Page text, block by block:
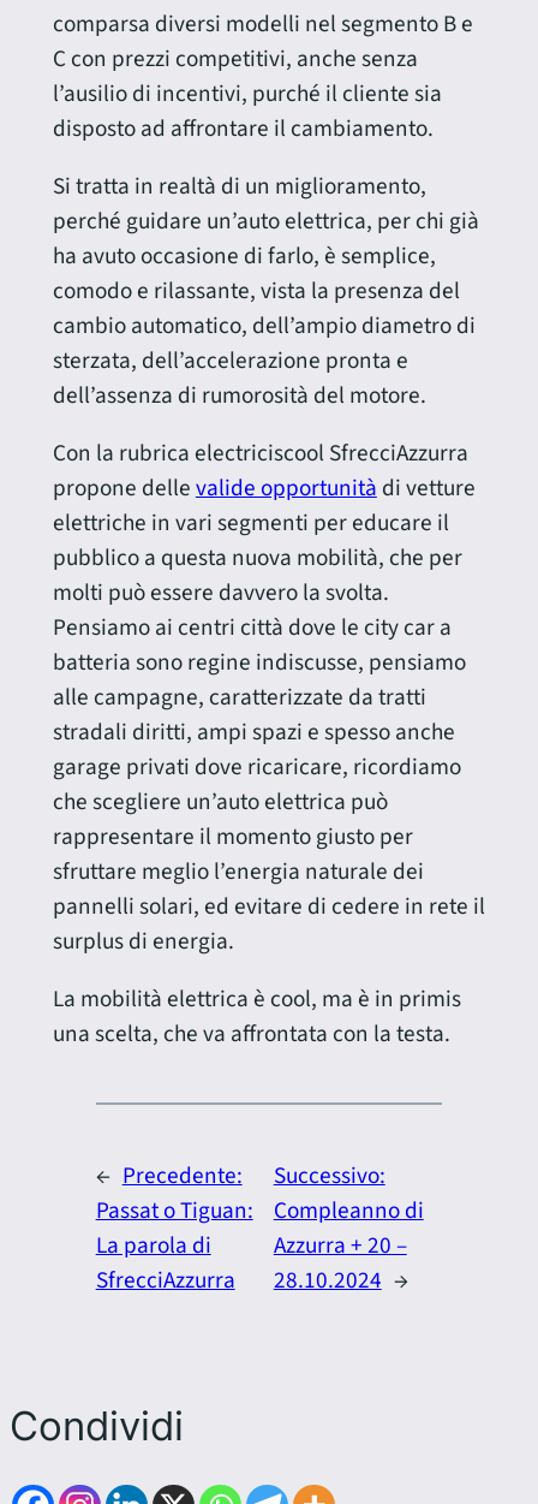
comparsa diversi modelli nel segmento B e
C con prezzi competitivi, anche senza
l’ausilio di incentivi, purché il cliente sia
disposto ad affrontare il cambiamento.
Si tratta in realtà di un miglioramento,
perché guidare un’auto elettrica, per chi già
ha avuto occasione di farlo, è semplice,
comodo e rilassante, vista la presenza del
cambio automatico, dell’ampio diametro di
sterzata, dell’accelerazione pronta e
dell’assenza di rumorosità del motore.
Con la rubrica electriciscool SfrecciAzzurra
propone dellevalide opportunitàdi vetture
elettriche in vari segmenti per educare il
pubblico a questa nuova mobilità, che per
molti può essere davvero la svolta.
Pensiamo ai centri città dove le city car a
batteria sono regine indiscusse, pensiamo
alle campagne, caratterizzate da tratti
stradali diritti, ampi spazi e spesso anche
garage privati dove ricaricare, ricordiamo
che scegliere un’auto elettrica può
rappresentare il momento giusto per
sfruttare meglio l’energia naturale dei
pannelli solari, ed evitare di cedere in rete il
surplus di energia.
La mobilità elettrica è cool, ma è in primis
una scelta, che va affrontata con la testa.
← Precedente:
Passat o Tiguan:
La parola di
SfrecciAzzurra
Successivo:
Compleanno di
Azzurra + 20 –
28.10.2024 →
Condividi